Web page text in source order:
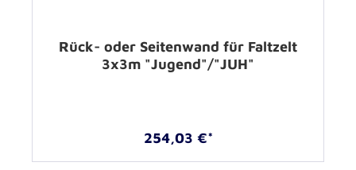
Rück- oder Seitenwand für Faltzelt
3x3m "Jugend"/"JUH"
254,03 €*